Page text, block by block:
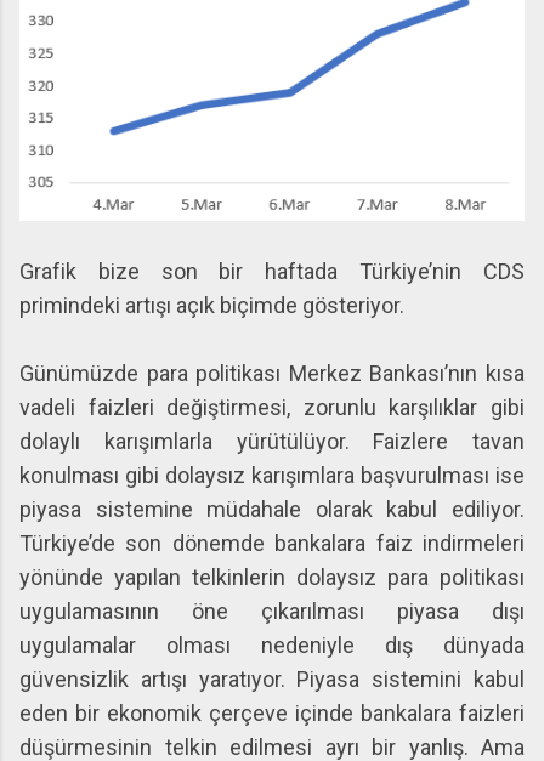
Grafik bize son bir haftada Türkiye’nin CDS
primindeki artışı açık biçimde gösteriyor.
Günümüzde para politikası Merkez Bankası’nın kısa
vadeli faizleri değiştirmesi, zorunlu karşılıklar gibi
dolaylı karışımlarla yürütülüyor. Faizlere tavan
konulması gibi dolaysız karışımlara başvurulması ise
piyasa sistemine müdahale olarak kabul ediliyor.
Türkiye’de son dönemde bankalara faiz indirmeleri
yönünde yapılan telkinlerin dolaysız para politikası
uygulamasının öne çıkarılması piyasa dışı
uygulamalar olması nedeniyle dış dünyada
güvensizlik artışı yaratıyor. Piyasa sistemini kabul
eden bir ekonomik çerçeve içinde bankalara faizleri
düşürmesinin telkin edilmesi ayrı bir yanlış. Ama